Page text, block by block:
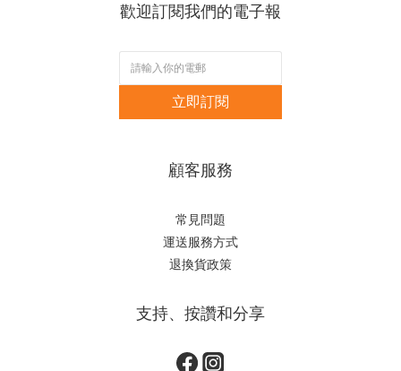
歡迎訂閱我們的電子報
立即訂閱
顧客服務
常見問題
運送服務方式
退換貨政策
支持、按讚和分享